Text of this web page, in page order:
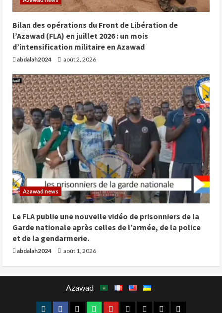
Bilan des opérations du Front de Libération de
l’Azawad (FLA) en juillet 2026 : un mois
d’intensification militaire en Azawad
abdalah2024 août 2, 2026
Azawad news
Le FLA publie une nouvelle vidéo de prisonniers de la
Garde nationale après celles de l’armée, de la police
et de la gendarmerie.
abdalah2024 août 1, 2026
Azawad
telegramfacebook
x whatsapyoutube